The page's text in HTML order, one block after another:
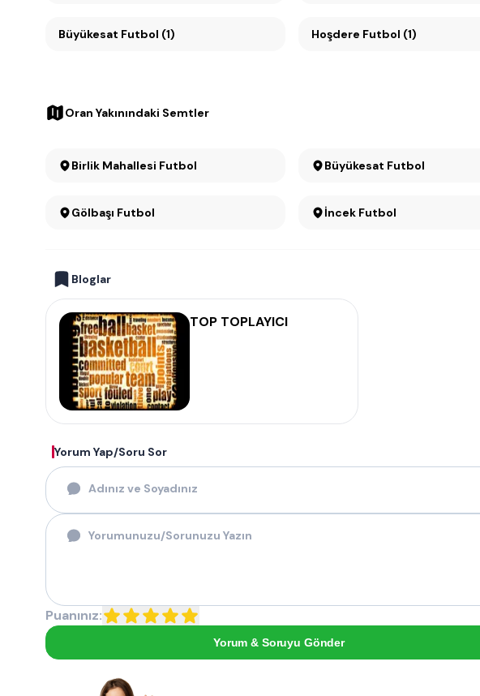
Büyükesat Futbol (1) Hoşdere Futbol (1)
Oran Yakınındaki Semtler
Birlik Mahallesi Futbol Büyükesat Futbol
Gölbaşı Futbol İncek Futbol
Bloglar
TOP TOPLAYICI
Yorum Yap/Soru Sor
Puanınız:
Yorum & Soruyu Gönder